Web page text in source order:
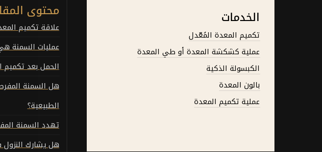
الخدمات
تكميم المعدة المُعّدل
عملية كشكشة المعدة أو طي المعدة
الكبسولة الذكية
بالون المعدة
عملية تكميم المعدة
محتوى
علاقة تكميم
عمليات السمنة
الحمل بعد تكميم
هل السمنة
الطبيعية؟
تهدد السمنة
هل يشارك النزول